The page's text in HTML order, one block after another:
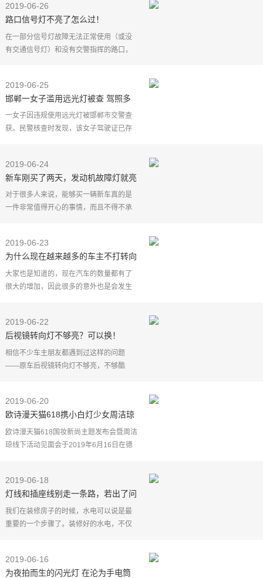
环保,是很多家庭
2019-06-26
路口信号灯不亮了怎么过！
在一部分信号灯故障无法正常使用（或没
有交通信号灯）和没有交警指挥的路口，
让，甚至有些驾驶
2019-06-25
邯郸一女子滥用远光灯被查 驾照多
项违法累计21分
一女子因违规使用远光灯被邯郸市交警查
获。民警核查时发现，该女子驾驶证已存
6月14日21时30许
2019-06-24
新车刚买了两天，发动机故障灯就亮
了，4s店却表示加的油有问题
对于很多人来说，能够买一辆新车真的是
一件非常值得开心的事情，而且不得不承
己的生活变得更加
2019-06-23
为什么现在越来越多的车主不打转向
灯？过来人：都是惯出来的毛病
大家也是知道的，现在汽车的数量都有了
很大的增加，因此很多的意外也是会发生
越多的车主不打转
2019-06-22
后视镜转向灯不够亮？可以换！
相信不少车主朋友都遇到过这样的问题
——原车后视镜转向灯不够亮，不够酷
灯就没那么好替换了。
2019-06-20
欧诗漫天猫618携小白灯少女周洁琼
演绎国妆新尚
欧诗漫天猫618国妆新尚主题发布会暨周洁
琼线下活动见面会于2019年6月16日在德
身，和现场粉丝一起
2019-06-18
灯线和插座线别走一条路，若出了问
题再后悔，怪自己瞎装修也没用
我们在装修房子的时候，水电可以说是最
重要的一个步骤了。装修好的水电，不仅
程度保证我们的用
2019-06-16
为夜拍而生的闪光灯 在沦为手电筒